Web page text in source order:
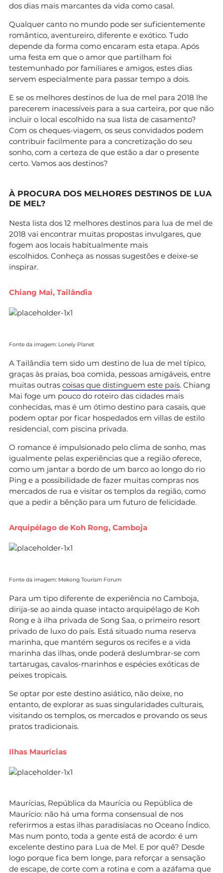
dos dias mais marcantes da vida como casal.
Qualquer canto no mundo pode ser suficientemente
romântico, aventureiro, diferente e exótico. Tudo
depende da forma como encaram esta etapa. Após
uma festa em que o amor que partilham foi
testemunhado por familiares e amigos, estes dias
servem especialmente para passar tempo a dois.
E se os melhores destinos de lua de mel para 2018 lhe
parecerem inacessíveis para a sua carteira, por que não
incluir o local escolhido na sua lista de casamento?
Com os cheques-viagem, os seus convidados podem
contribuir facilmente para a concretização do seu
sonho, com a certeza de que estão a dar o presente
certo. Vamos aos destinos?
À PROCURA DOS MELHORES DESTINOS DE LUA
DE MEL?
Nesta lista dos 12 melhores destinos para lua de mel de
2018 vai encontrar muitas propostas invulgares, que
fogem aos locais habitualmente mais
escolhidos. Conheça as nossas sugestões e deixe-se
inspirar.
Chiang Mai, Tailândia
Fonte da imagem: Lonely Planet
A Tailândia tem sido um destino de lua de mel típico,
graças às praias, boa comida, pessoas amigáveis, entre
muitas outras coisas que distinguem este país. Chiang
Mai foge um pouco do roteiro das cidades mais
conhecidas, mas é um ótimo destino para casais, que
podem optar por ficar hospedados em villas de estilo
residencial, com piscina privada.
O romance é impulsionado pelo clima de sonho, mas
igualmente pelas experiências que a região oferece,
como um jantar a bordo de um barco ao longo do rio
Ping e a possibilidade de fazer muitas compras nos
mercados de rua e visitar os templos da região, como
que a pedir a bênção para um futuro de felicidade.
Arquipélago de Koh Rong, Camboja
Fonte da imagem: Mekong Tourism Forum
Para um tipo diferente de experiência no Camboja,
dirija-se ao ainda quase intacto arquipélago de Koh
Rong e à ilha privada de Song Saa, o primeiro resort
privado de luxo do país. Está situado numa reserva
marinha, que mantém seguros os recifes e a vida
marinha das ilhas, onde poderá deslumbrar-se com
tartarugas, cavalos-marinhos e espécies exóticas de
peixes tropicais.
Se optar por este destino asiático, não deixe, no
entanto, de explorar as suas singularidades culturais,
visitando os templos, os mercados e provando os seus
pratos tradicionais.
Ilhas Maurícias
Maurícias, República da Maurícia ou República de
Maurício: não há uma forma consensual de nos
referirmos a estas ilhas paradisíacas no Oceano Índico.
Mas num ponto, toda a gente está de acordo: é um
excelente destino para Lua de Mel. E por quê? Desde
logo porque fica bem longe, para reforçar a sensação
de escape, de corte com a rotina e com a azáfama que